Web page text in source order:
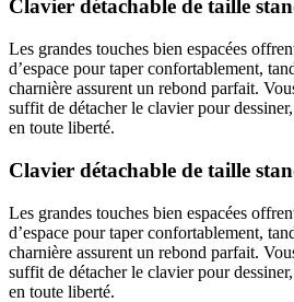
Clavier détachable de taille
Les grandes touches bien espacées
d’espace pour taper confortablement,
charnière assurent un rebond parfait.
suffit de détacher le clavier pour
en toute liberté.
Clavier détachable de taille
Les grandes touches bien espacées
d’espace pour taper confortablement,
charnière assurent un rebond parfait.
suffit de détacher le clavier pour
en toute liberté.